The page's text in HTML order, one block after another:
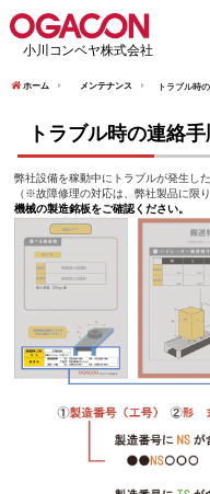
ホーム メンテナンス トラブル時
トラブル時の連絡
弊社設備を稼動中にトラブルが発生し
（※故障修理の対応は、弊社製品に限り
機械の製造銘板をご確認ください。